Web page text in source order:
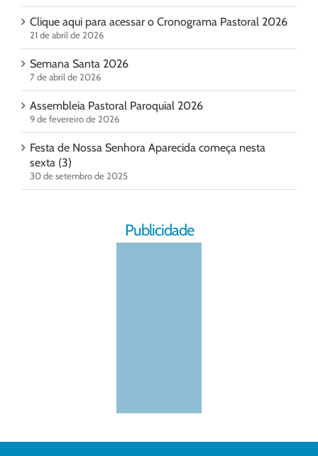
Clique aqui para acessar o Cronograma Pastoral 2026
21 de abril de 2026
Semana Santa 2026
7 de abril de 2026
Assembleia Pastoral Paroquial 2026
9 de fevereiro de 2026
Festa de Nossa Senhora Aparecida começa nesta
sexta (3)
30 de setembro de 2025
Publicidade